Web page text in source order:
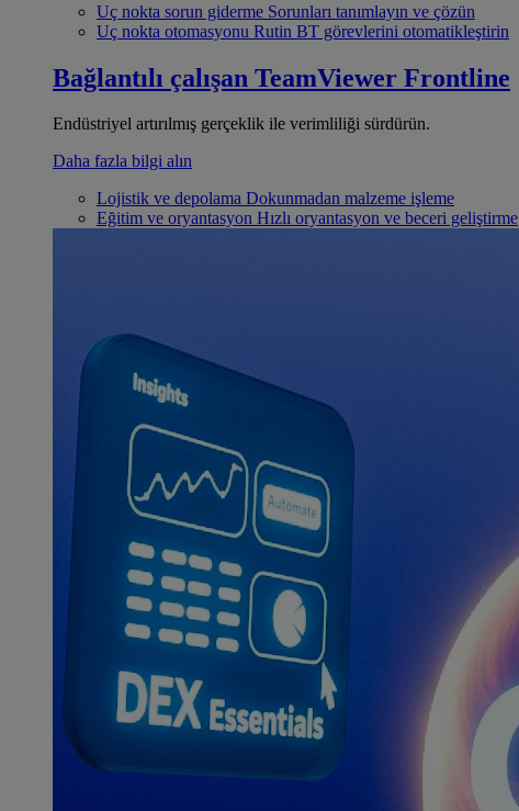
Uç nokta sorun giderme Sorunları tanımlayın ve çözün
Uç nokta otomasyonu Rutin BT görevlerini otomatikleştirin
Bağlantılı çalışan TeamViewer Frontline
Endüstriyel artırılmış gerçeklik ile verimliliği sürdürün.
Daha fazla bilgi alın
Lojistik ve depolama Dokunmadan malzeme işleme
Eğitim ve oryantasyon Hızlı oryantasyon ve beceri geliştirme